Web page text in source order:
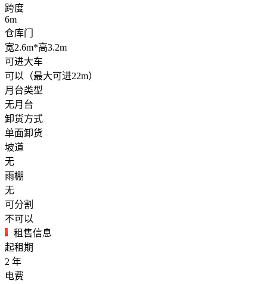
跨度
6m
仓库门
宽2.6m*高3.2m
可进大车
可以（最大可进22m）
月台类型
无月台
卸货方式
单面卸货
坡道
无
雨棚
无
可分割
不可以
租售信息
起租期
2 年
电费